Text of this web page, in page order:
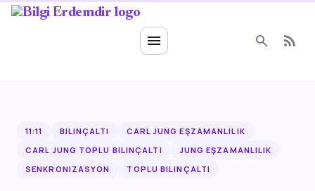
menu
Ruhsal Enerji
search rss_feed
11:11 BILINÇALTI
CARL JUNG EŞZAMANLILIK
CARL JUNG TOPLU BILINÇALTI
JUNG EŞZAMANLILIK
SENKRONIZASYON
TOPLU BILINÇALTI